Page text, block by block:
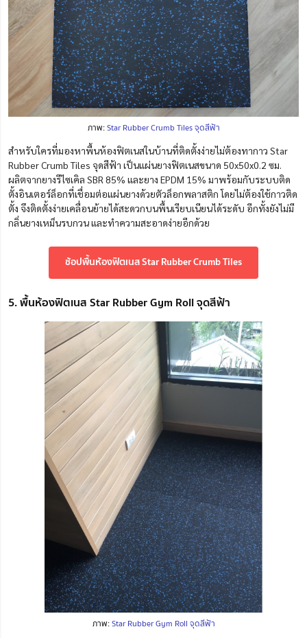
ภาพ:Star Rubber Crumb Tiles จุดสีฟ้า
สำหรับใครที่มองหาพื้นห้องฟิตเนสในบ้านที่ติดตั้งง่ายไม่ต้องทากาว Star
Rubber Crumb Tiles จุดสีฟ้า เป็นแผ่นยางฟิตเนสขนาด 50x50x0.2 ซม.
ผลิตจากยางรีไซเคิล SBR 85% และยาง EPDM 15% มาพร้อมกับระบบติด
ตั้งอินเตอร์ล็อกที่เชื่อมต่อแผ่นยางด้วยตัวล็อกพลาสติก โดยไม่ต้องใช้กาวติด
ตั้ง จึงติดตั้งง่ายเคลื่อนย้ายได้สะดวกบนพื้นเรียบเนียนได้ระดับ อีกทั้งยังไม่มี
กลิ่นยางเหม็นรบกวน และทำความสะอาดง่ายอีกด้วย
ช้อปพื้นห้องฟิตเนส Star Rubber Crumb Tiles
5. พื้นห้องฟิตเนส Star Rubber Gym Roll จุดสีฟ้า
ภาพ:Star Rubber Gym Roll จุดสีฟ้า